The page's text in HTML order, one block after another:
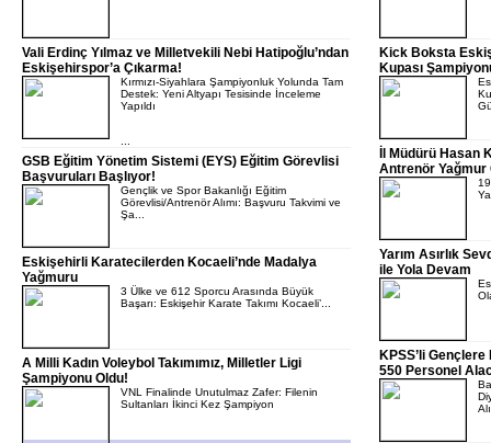
Vali Erdinç Yılmaz ve Milletvekili Nebi Hatipoğlu’ndan
Eskişehirspor’a Çıkarma!
Kırmızı-Siyahlara Şampiyonluk Yolunda Tam
Destek: Yeni Altyapı Tesisinde İnceleme
Yapıldı
GSB Eğitim Yönetim Sistemi (EYS) Eğitim Görevlisi
Başvuruları Başlıyor!
Gençlik ve Spor Bakanlığı Eğitim
Görevlisi/Antrenör Alımı: Başvuru Takvimi ve
Şa...
Eskişehirli Karatecilerden Kocaeli’nde Madalya
Yağmuru
3 Ülke ve 612 Sporcu Arasında Büyük
Başarı: Eskişehir Karate Takımı Kocaeli’...
A Milli Kadın Voleybol Takımımız, Milletler Ligi
Şampiyonu Oldu!
VNL Finalinde Unutulmaz Zafer: Filenin
Sultanları İkinci Kez Şampiyon
Kick Boksta
Kupası
İl Müdürü Hasan
Antrenör Yağmur
Yarım Asırlık
ile Yola Devam
KPSS’li
550 Personel